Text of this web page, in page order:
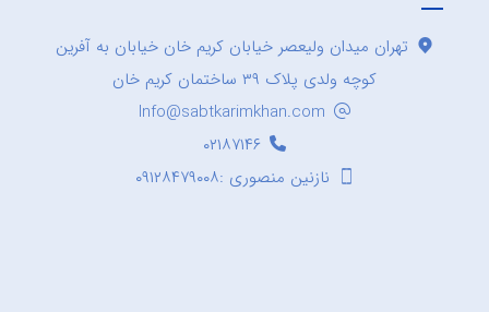
تهران میدان ولیعصر خیابان کریم خان خیابان به آفرین
کوچه ولدی پلاک ۳۹ ساختمان کریم خان
Info@sabtkarimkhan.com
۰۲۱۸۷۱۴۶
نازنین منصوری :۰۹۱۲۸۴۷۹۰۰۸